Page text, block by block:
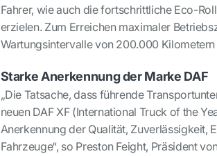
Fahrer, wie auch die fortschrittliche Eco-
erzielen. Zum Erreichen maximaler
Wartungsintervalle von 200.000
Starke Anerkennung der Marke DAF
„Die Tatsache, dass führende
neuen DAF XF (International Truck of the
Anerkennung der Qualität, Zuverlässigkeit,
Fahrzeuge“, so Preston Feight, Präsident